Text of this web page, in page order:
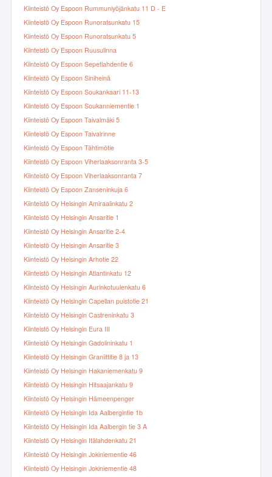
Kiinteistö Oy Espoon Rummunlyöjänkatu 11 D - E
Kiinteistö Oy Espoon Runoratsunkatu 15
Kiinteistö Oy Espoon Runoratsunkatu 5
Kiinteistö Oy Espoon Ruusulinna
Kiinteistö Oy Espoon Sepetlahdentie 6
Kiinteistö Oy Espoon Siniheinä
Kiinteistö Oy Espoon Soukankaari 11-13
Kiinteistö Oy Espoon Soukanniementie 1
Kiinteistö Oy Espoon Taivalmäki 5
Kiinteistö Oy Espoon Taivalrinne
Kiinteistö Oy Espoon Tähtimötie
Kiinteistö Oy Espoon Viherlaaksonranta 3-5
Kiinteistö Oy Espoon Viherlaaksonranta 7
Kiinteistö Oy Espoon Zanseninkuja 6
Kiinteistö Oy Helsingin Amiraalinkatu 2
Kiinteistö Oy Helsingin Ansaritie 1
Kiinteistö Oy Helsingin Ansaritie 2-4
Kiinteistö Oy Helsingin Ansaritie 3
Kiinteistö Oy Helsingin Arhotie 22
Kiinteistö Oy Helsingin Atlantinkatu 12
Kiinteistö Oy Helsingin Aurinkotuulenkatu 6
Kiinteistö Oy Helsingin Capellan puistotie 21
Kiinteistö Oy Helsingin Castreninkatu 3
Kiinteistö Oy Helsingin Eura III
Kiinteistö Oy Helsingin Gadolininkatu 1
Kiinteistö Oy Helsingin Graniittitie 8 ja 13
Kiinteistö Oy Helsingin Hakaniemenkatu 9
Kiinteistö Oy Helsingin Hitsaajankatu 9
Kiinteistö Oy Helsingin Hämeenpenger
Kiinteistö Oy Helsingin Ida Aalbergintie 1b
Kiinteistö Oy Helsingin Ida Aalbergin tie 3 A
Kiinteistö Oy Helsingin Itälahdenkatu 21
Kiinteistö Oy Helsingin Jokiniementie 46
Kiinteistö Oy Helsingin Jokiniementie 48